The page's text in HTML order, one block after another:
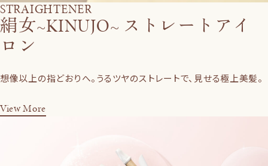
STRAIGHTENER
絹女~KINUJO~ ストレートアイ
ロン
想像以上の指どおりへ。うるツヤのストレートで、見せる極上美髪。
View More